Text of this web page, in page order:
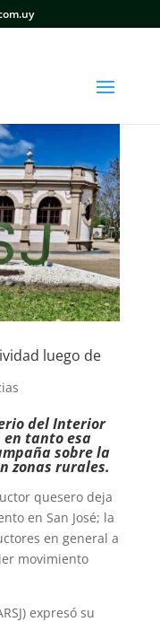
luego de
del Interior
tanto esa
sobre la
zonas rurales.
quesero deja
en San José; la
en general a
movimiento
expresó su